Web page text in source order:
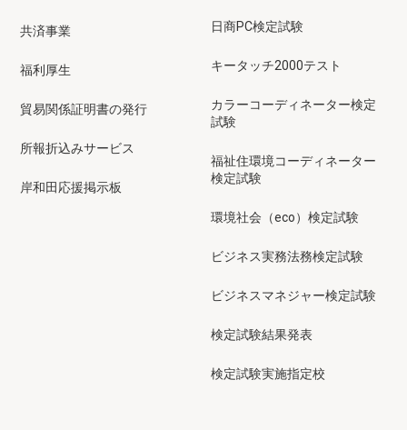
共済事業
福利厚生
貿易関係証明書の発行
所報折込みサービス
岸和田応援掲示板
日商PC検定試験
キータッチ2000テスト
カラーコーディネーター検定
試験
福祉住環境コーディネーター
検定試験
環境社会（eco）検定試験
ビジネス実務法務検定試験
ビジネスマネジャー検定試験
検定試験結果発表
検定試験実施指定校